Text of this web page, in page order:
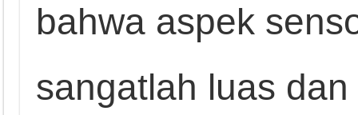
bahwa aspek
sangatlah luas